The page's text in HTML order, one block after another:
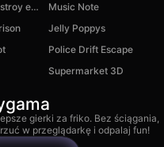
TearDown - Destroy everything
Music Note
Jelly Poppys
Police Drift Escape
Supermarket 3D
gierki za friko. Bez ściągania,
w przeglądarkę i odpalaj fun!